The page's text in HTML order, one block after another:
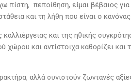
πίστη, πεποίθηση, είμαι βέβαιος για
και τη λήθη που είναι ο κανόνας.
και της ηθικής
και αντίστοιχα καθορίζει και
αλλά συνιστούν ζωντανές